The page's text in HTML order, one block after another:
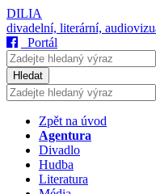
DILIA
divadelní, literární,
Portál
Hledat
Zpět na úvod
Agentura
Divadlo
Hudba
Literatura